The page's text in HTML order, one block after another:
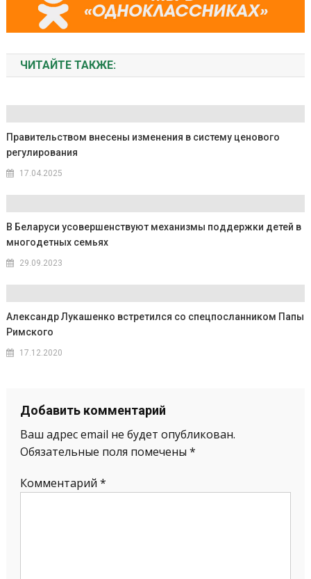
ЧИТАЙТЕ ТАКЖЕ:
Правительством внесены изменения в систему ценового
регулирования
17.04.2025
В Беларуси усовершенствуют механизмы поддержки детей в
многодетных семьях
29.09.2023
Александр Лукашенко встретился со спецпосланником Папы
Римского
17.12.2020
Добавить комментарий
Ваш адрес email не будет опубликован.
Обязательные поля помечены *
Комментарий *